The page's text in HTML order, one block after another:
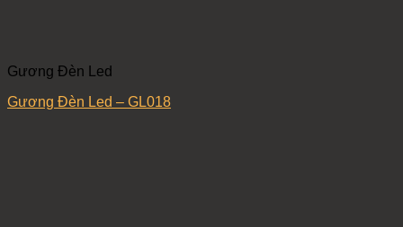
Gương Đèn Led
Gương Đèn Led – GL018